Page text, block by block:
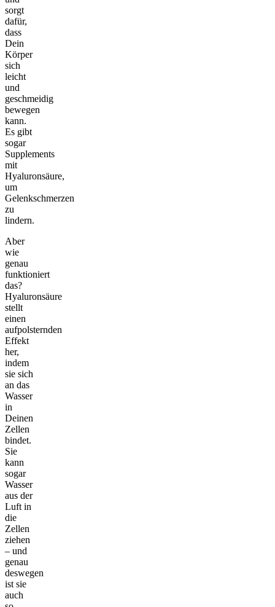
sorgt
dafür,
dass
Dein
Körper
sich
leicht
und
geschmeidig
bewegen
kann.
Es gibt
sogar
Supplements
mit
Hyaluronsäure,
um
Gelenkschmerzen
zu
lindern.
Aber
wie
genau
funktioniert
das?
Hyaluronsäure
stellt
einen
aufpolsternden
Effekt
her,
indem
sie sich
an das
Wasser
in
Deinen
Zellen
bindet.
Sie
kann
sogar
Wasser
aus der
Luft in
die
Zellen
ziehen
– und
genau
deswegen
ist sie
auch